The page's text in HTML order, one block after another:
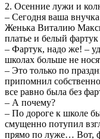
2. Осенние лужи и
– Сегодня ваша
Женька Виталию
платье и белый
– Фартук, надо же! –
школах больше не
– Это только по
припомнил
все равно была без
– А почему?
– По дороге к школе
смущенно потупил
прямо по луже… Вот,